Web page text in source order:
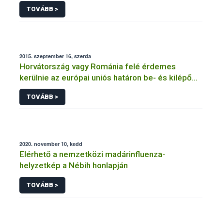
TOVÁBB >
2015. szeptember 16, szerda
Horvátország vagy Románia felé érdemes
kerülnie az európai uniós határon be- és kilépő
szállítmányoknak
TOVÁBB >
2020. november 10, kedd
Elérhető a nemzetközi madárinfluenza-
helyzetkép a Nébih honlapján
TOVÁBB >